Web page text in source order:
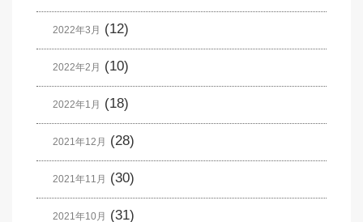
2022年3月 (12)
2022年2月 (10)
2022年1月 (18)
2021年12月 (28)
2021年11月 (30)
2021年10月 (31)